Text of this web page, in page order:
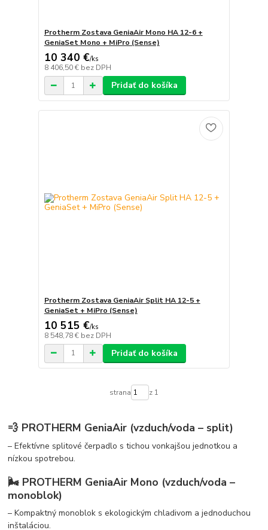
Protherm Zostava GeniaAir Mono HA 12-6 +
GeniaSet Mono + MiPro (Sense)
10 340 €/ks
8 406,50 € bez DPH
Pridať do košíka
Protherm Zostava GeniaAir Split HA 12-5 +
GeniaSet + MiPro (Sense)
10 515 €/ks
8 548,78 € bez DPH
Pridať do košíka
strana z 1
💨 PROTHERM GeniaAir (vzduch/voda – split)
– Efektívne splitové čerpadlo s tichou vonkajšou jednotkou a
nízkou spotrebou.
🌬️ PROTHERM GeniaAir Mono (vzduch/voda –
monoblok)
– Kompaktný monoblok s ekologickým chladivom a jednoduchou
inštaláciou.